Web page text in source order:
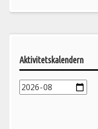
aktiviteter
Aktivitetskalendern